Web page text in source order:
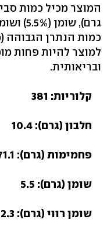
למוצר להיות פחות
ובריאותית.
קלוריות: 381
חלבון (גרם): 10.4
פחמימות (גרם): 71.1
שומן (גרם): 5.5
שומן רווי (גרם): 2.3